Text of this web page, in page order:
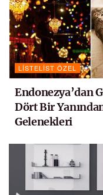
LISTELIST ÖZEL
Endonezya’dan
Dört Bir
Gelenekleri